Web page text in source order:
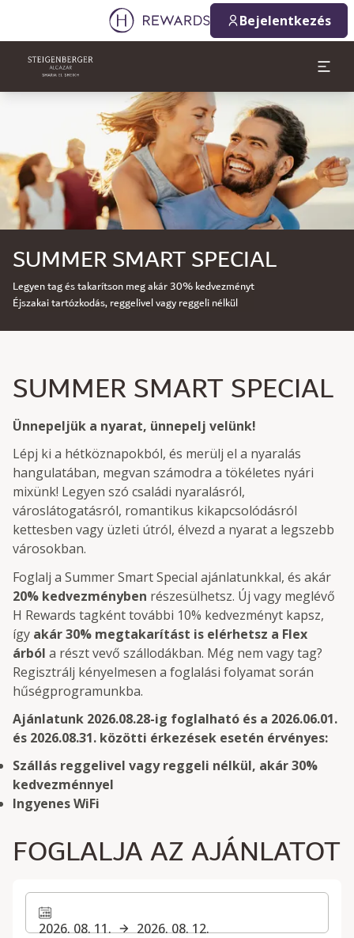
Bejelentkezés
SUMMER SMART SPECIAL
Legyen tag és takarítson meg akár 30% kedvezményt
Éjszakai tartózkodás, reggelivel vagy reggeli nélkül
SUMMER SMART SPECIAL
Ünnepeljük a nyarat, ünnepelj velünk!
Lépj ki a hétköznapokból, és merülj el a nyaralás
hangulatában, megvan számodra a tökéletes nyári
mixünk! Legyen szó családi nyaralásról,
városlátogatásról, romantikus kikapcsolódásról
kettesben vagy üzleti útról, élvezd a nyarat a legszebb
városokban.
Foglalj a Summer Smart Special ajánlatunkkal, és akár
20% kedvezményben részesülhetsz. Új vagy meglévő
H Rewards tagként további 10% kedvezményt kapsz,
így akár 30% megtakarítást is elérhetsz a Flex
árból a részt vevő szállodákban. Még nem vagy tag?
Regisztrálj kényelmesen a foglalási folyamat során
hűségprogramunkba.
Ajánlatunk 2026.08.28-ig foglalható és a 2026.06.01.
és 2026.08.31. közötti érkezések esetén érvényes:
Szállás reggelivel vagy reggeli nélkül, akár 30%
kedvezménnyel
Ingyenes WiFi
FOGLALJA AZ AJÁNLATOT
2026. 08. 11.
2026. 08. 12.